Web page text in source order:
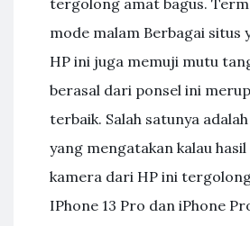
tergolong amat bagus.
mode malam Berbagai situs
HP ini juga memuji mutu
berasal dari ponsel ini
terbaik. Salah satunya
yang mengatakan kalau
kamera dari HP ini
IPhone 13 Pro dan iPhone